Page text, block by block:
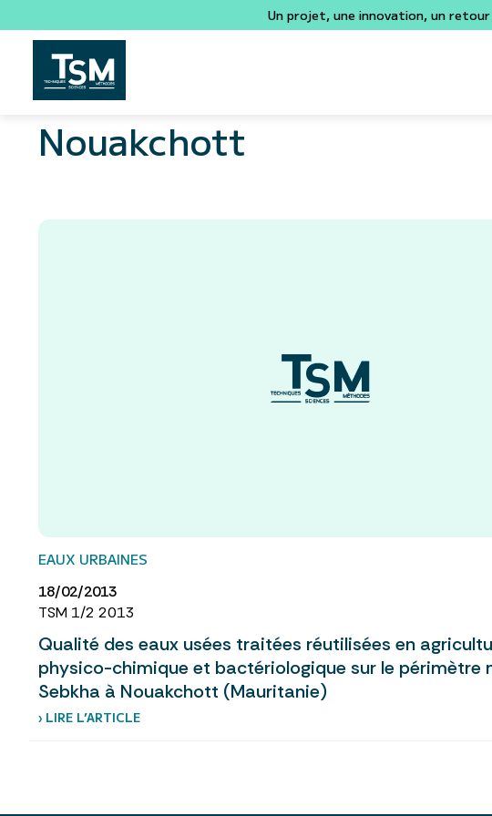
Un projet, une innovation, un retour
Nouakchott
EAUX URBAINES
18/02/2013
TSM 1/2 2013
Qualité des eaux usées traitées réutilisées en
physico-chimique et bactériologique sur le périmètre
Sebkha à Nouakchott (Mauritanie)
› LIRE L’ARTICLE